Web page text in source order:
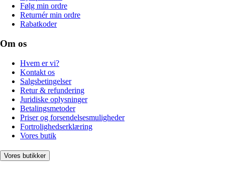
Følg min ordre
Returnér min ordre
Rabatkoder
Om os
Hvem er vi?
Kontakt os
Salgsbetingelser
Retur & refundering
Juridiske oplysninger
Betalingsmetoder
Priser og forsendelsesmuligheder
Fortrolighedserklæring
Vores butik
Vores butikker